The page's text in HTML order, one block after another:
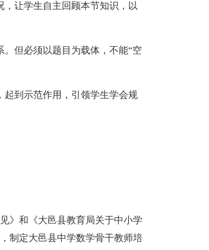
让学生自主回顾本节知识，以
但必须以题目为载体，不能“空
到示范作用，引领学生学会规
和《大邑县教育局关于中小学
制定大邑县中学数学骨干教师培